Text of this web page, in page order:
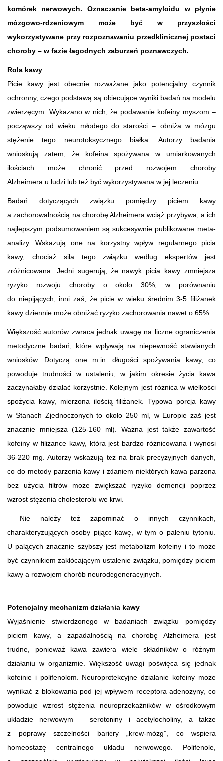
komórek nerwowych. Oznaczanie beta-amyloidu w płynie
mózgowo-rdzeniowym może być w przyszłości
wykorzystywane przy rozpoznawaniu przedklinicznej postaci
choroby – w fazie łagodnych zaburzeń poznawczych.
Rola kawy
Picie kawy jest obecnie rozważane jako potencjalny czynnik
ochronny, czego podstawą są obiecujące wyniki badań na modelu
zwierzęcym. Wykazano w nich, że podawanie kofeiny myszom –
począwszy od wieku młodego do starości – obniża w mózgu
stężenie tego neurotoksycznego białka. Autorzy badania
wnioskują zatem, że kofeina spożywana w umiarkowanych
ilościach może chronić przed rozwojem choroby
Alzheimera u ludzi lub też być wykorzystywana w jej leczeniu.
Badań dotyczących związku pomiędzy piciem kawy
a zachorowalnością na chorobę Alzheimera wciąż przybywa, a ich
najlepszym podsumowaniem są sukcesywnie publikowane meta-
analizy. Wskazują one na korzystny wpływ regularnego picia
kawy, chociaż siła tego związku według ekspertów jest
zróżnicowana. Jedni sugerują, że nawyk picia kawy zmniejsza
ryzyko rozwoju choroby o około 30%, w porównaniu
do niepijących, inni zaś, że picie w wieku średnim 3-5 filiżanek
kawy dziennie może obniżać ryzyko zachorowania nawet o 65%.
Większość autorów zwraca jednak uwagę na liczne ograniczenia
metodyczne badań, które wpływają na niepewność stawianych
wniosków. Dotyczą one m.in. długości spożywania kawy, co
powoduje trudności w ustaleniu, w jakim okresie życia kawa
zaczynałaby działać korzystnie. Kolejnym jest różnica w wielkości
spożycia kawy, mierzona ilością filiżanek. Typowa porcja kawy
w Stanach Zjednoczonych to około 250 ml, w Europie zaś jest
znacznie mniejsza (125-160 ml). Ważna jest także zawartość
kofeiny w filiżance kawy, która jest bardzo różnicowana i wynosi
36-220 mg. Autorzy wskazują też na brak precyzyjnych danych,
co do metody parzenia kawy i zdaniem niektórych kawa parzona
bez użycia filtrów może zwiększać ryzyko demencji poprzez
wzrost stężenia cholesterolu we krwi.
Nie należy też zapominać o innych czynnikach,
charakteryzujących osoby pijące kawę, w tym o paleniu tytoniu.
U palących znacznie szybszy jest metabolizm kofeiny i to może
być czynnikiem zakłócającym ustalenie związku, pomiędzy piciem
kawy a rozwojem chorób neurodegeneracyjnych.
Potencjalny mechanizm działania kawy
Wyjaśnienie stwierdzonego w badaniach związku pomiędzy
piciem kawy, a zapadalnością na chorobę Alzheimera jest
trudne, ponieważ kawa zawiera wiele składników o różnym
działaniu w organizmie. Większość uwagi poświęca się jednak
kofeinie i polifenolom. Neuroprotekcyjne działanie kofeiny może
wynikać z blokowania pod jej wpływem receptora adenozyny, co
powoduje wzrost stężenia neuroprzekaźników w ośrodkowym
układzie nerwowym – serotoniny i acetylocholiny, a także
z poprawy szczelności bariery „krew-mózg”, co wspiera
homeostazę centralnego układu nerwowego. Polifenole,